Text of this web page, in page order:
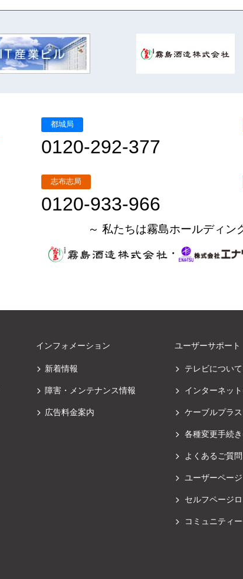
都城局
0120-292-377
志布志局
0120-933-966
～ 私たちは霧島ホールディン
・
インフォメーション
新着情報
障害・メンテナンス情報
広告料金案内
ユーザーサポート
テレビについて
インターネッ
ケーブルプラ
各種変更手続
よくあるご質問
ユーザーペー
セルフページ
コミュニティ